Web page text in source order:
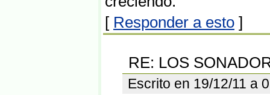
[ Responder a esto ]
RE: LOS
Escrito en 19/12/11 a